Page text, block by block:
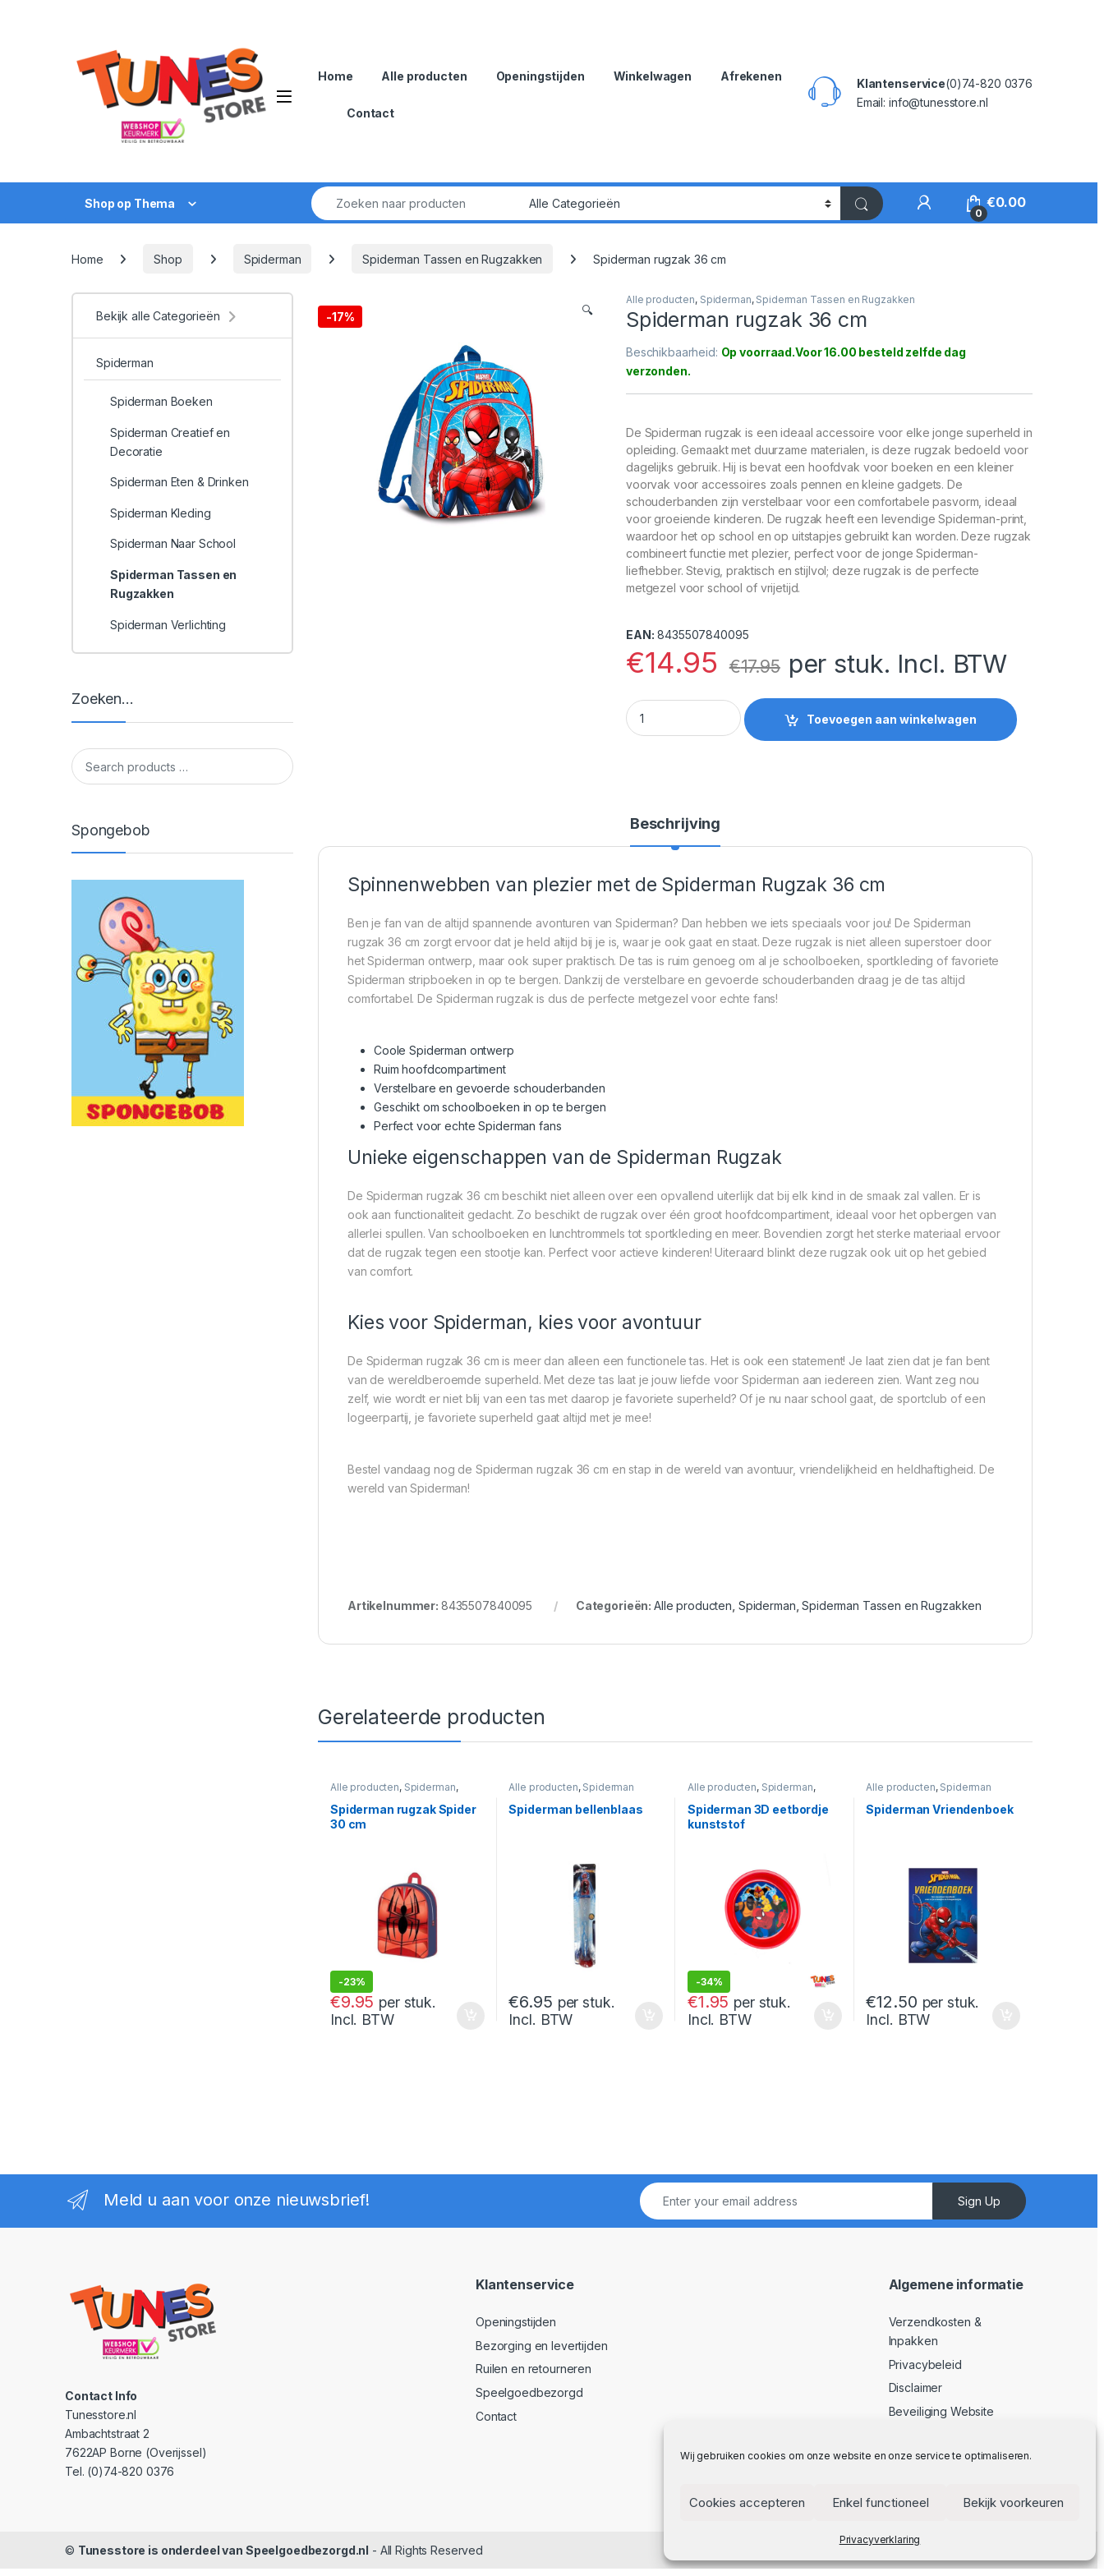
Wij gebruiken cookies om onze website en onze service te optimaliseren.
Cookies accepteren Enkel functioneel Bekijk voorkeuren
Privacyverklaring
Open
Home Alle producten Openingstijden Winkelwagen Afrekenen
Contact
Klantenservice(0)74-820 0376
Email: info@tunesstore.nl
Shop op Thema
Zoek naar:
My Account
0
€0.00
Home Shop Spiderman Spiderman Tassen en Rugzakken Spiderman rugzak 36 cm
-17% 🔍
Alle producten, Spiderman, Spiderman Tassen en Rugzakken
Spiderman rugzak 36 cm
Beschikbaarheid: Op voorraad
De Spiderman rugzak is een ideaal accessoire voor elke jonge superheld in
opleiding. Gemaakt met duurzame materialen, is deze rugzak bedoeld voor
dagelijks gebruik. Hij is bevat een hoofdvak voor boeken en een kleiner
voorvak voor accessoires zoals pennen en kleine gadgets. De
schouderbanden zijn verstelbaar voor een comfortabele pasvorm, ideaal
voor groeiende kinderen. De rugzak heeft een levendige Spiderman-print,
waardoor het op school en op uitstapjes gebruikt kan worden. Deze rugzak
combineert functie met plezier, perfect voor de jonge Spiderman-
liefhebber. Stevig, praktisch en stijlvol; deze rugzak is de perfecte
metgezel voor school of vrijetijd.
EAN: 8435507840095
€14.95 €17.95 per stuk. Incl. BTW
Spiderman rugzak 36 cm quantity
Toevoegen aan winkelwagen
Beschrijving
Spinnenwebben van plezier met de Spiderman Rugzak 36 cm
Ben je fan van de altijd spannende avonturen van Spiderman? Dan hebben we iets speciaals voor jou! De Spiderman
rugzak 36 cm zorgt ervoor dat je held altijd bij je is, waar je ook gaat en staat. Deze rugzak is niet alleen superstoer door
het Spiderman ontwerp, maar ook super praktisch. De tas is ruim genoeg om al je schoolboeken, sportkleding of favoriete
Spiderman stripboeken in op te bergen. Dankzij de verstelbare en gevoerde schouderbanden draag je de tas altijd
comfortabel. De Spiderman rugzak is dus de perfecte metgezel voor echte fans!
Coole Spiderman ontwerp
Ruim hoofdcompartiment
Verstelbare en gevoerde schouderbanden
Geschikt om schoolboeken in op te bergen
Perfect voor echte Spiderman fans
Unieke eigenschappen van de Spiderman Rugzak
De Spiderman rugzak 36 cm beschikt niet alleen over een opvallend uiterlijk dat bij elk kind in de smaak zal vallen. Er is
ook aan functionaliteit gedacht. Zo beschikt de rugzak over één groot hoofdcompartiment, ideaal voor het opbergen van
allerlei spullen. Van schoolboeken en lunchtrommels tot sportkleding en meer. Bovendien zorgt het sterke materiaal ervoor
dat de rugzak tegen een stootje kan. Perfect voor actieve kinderen! Uiteraard blinkt deze rugzak ook uit op het gebied
van comfort.
Kies voor Spiderman, kies voor avontuur
De Spiderman rugzak 36 cm is meer dan alleen een functionele tas. Het is ook een statement! Je laat zien dat je fan bent
van de wereldberoemde superheld. Met deze tas laat je jouw liefde voor Spiderman aan iedereen zien. Want zeg nou
zelf, wie wordt er niet blij van een tas met daarop je favoriete superheld? Of je nu naar school gaat, de sportclub of een
logeerpartij, je favoriete superheld gaat altijd met je mee!
Bestel vandaag nog de Spiderman rugzak 36 cm en stap in de wereld van avontuur, vriendelijkheid en heldhaftigheid. De
wereld van Spiderman!
Artikelnummer: 8435507840095 Categorieën: Alle producten Spiderman ,Spiderman Tassen en Rugzakken
Gerelateerde producten
Alle producten, Spiderman,
Rugzakken
Spiderman rugzak Spider
30 cm
-23%
€9.95
12.95
per stuk.
Incl. BTW
Alle producten, Spiderman
Spiderman bellenblaas
€6.95 per stuk.
Incl. BTW
Alle producten, Spiderman,
Spiderman 3D eetbordje
kunststof
-34%
€1.95
2.95
per stuk.
Incl. BTW
Alle producten, Spiderman
Spiderman Vriendenboek
€12.50 per stuk.
Incl. BTW
Bekijk alle Categorieën
Spiderman
Spiderman Boeken
Spiderman Creatief en
Decoratie
Spiderman Eten & Drinken
Spiderman Kleding
Spiderman Naar School
Spiderman Tassen en
Rugzakken
Spiderman Verlichting
Zoeken…
Spongebob
Meld u aan voor onze nieuwsbrief! Sign Up
Contact Info
Tunesstore.nl
Ambachtstraat 2
7622AP Borne (Overijssel)
Tel. (0)74-820 0376
Klantenservice
Openingstijden
Bezorging en levertijden
Ruilen en retourneren
Speelgoedbezorgd
Contact
Algemene informatie
Verzendkosten &
Inpakken
Privacybeleid
Disclaimer
Beveiliging Website
© Tunesstore is onderdeel van Speelgoedbezorgd.nl - All Rights Reserved